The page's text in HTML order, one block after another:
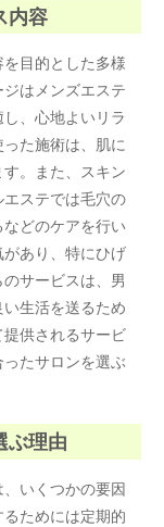
内容
目的とした多様
はメンズエステ
、心地よいリラ
た施術は、肌に
。また、スキン
ステでは毛穴の
どのケアを行い
あり、特にひげ
サービスは、男
生活を送るため
供されるサービ
たサロンを選ぶ
ぶ理由
いくつかの要因
ためには定期的